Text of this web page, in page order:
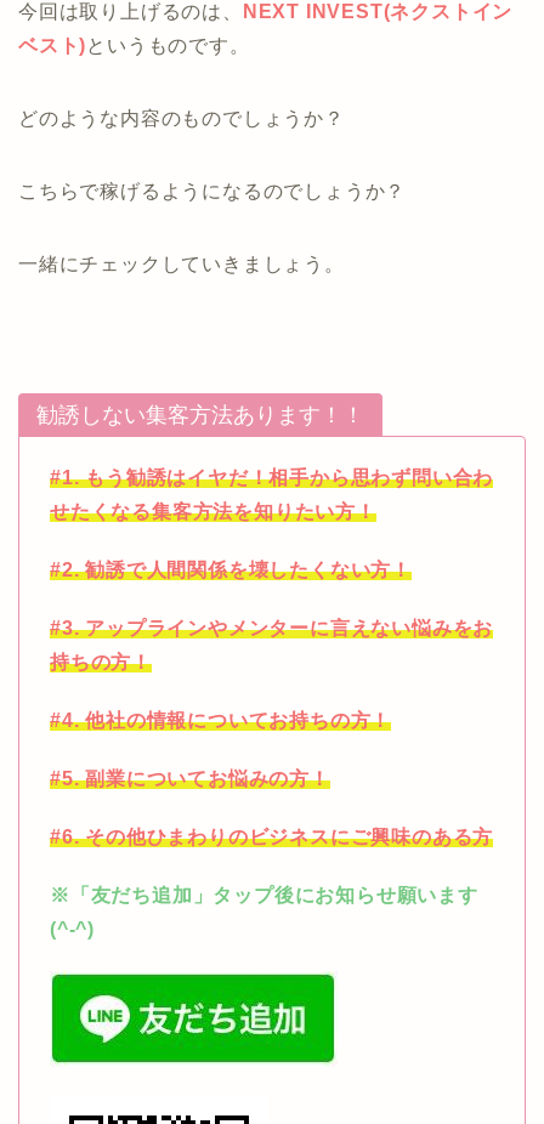
今回は取り上げるのは、
NEXT INVEST(ネクストイン
ベスト)というものです。
どのような内容のものでしょうか？
こちらで稼げるようになるのでしょうか？
一緒にチェックしていきましょう。
勧誘しない集客方法あります！！
#1. もう勧誘はイヤだ！相手から思わず問い合わ
せたくなる集客方法を知りたい方！
#2. 勧誘で人間関係を壊したくない方！
#3. アップラインやメンターに言えない悩みをお
持ちの方！
#4. 他社の情報についてお持ちの方！
#5. 副業についてお悩みの方！
#6. その他ひまわりのビジネスにご興味のある方
※「友だち追加」タップ後にお知らせ願います
(^-^)